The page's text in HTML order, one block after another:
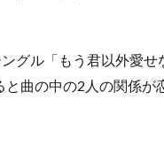
グル「もう君以外愛
曲の中の2人の関係